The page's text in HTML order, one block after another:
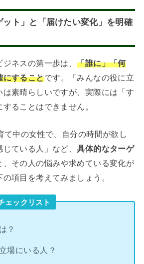
ト」と「届けたい変化」を明確
ネスの第一歩は、 「誰に」「何
にすることです。「みんなの役に立
素晴らしいですが、実際には「す
ることはできません。
て中の女性で、自分の時間が欲し
ている人」など、具体的なターゲ
、その人の悩みや求めている変化が
項目を考えてみましょう。
ェックリスト
？
場にいる人？